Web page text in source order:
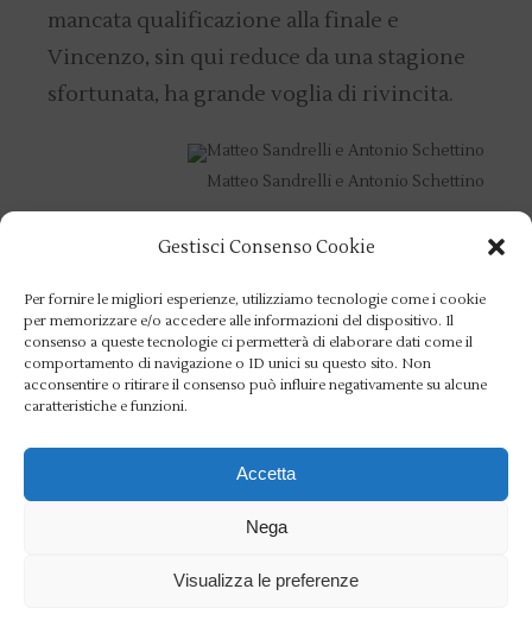
Gestisci Consenso Cookie
Per fornire le migliori esperienze, utilizziamo tecnologie come i cookie
per memorizzare e/o accedere alle informazioni del dispositivo. Il
consenso a queste tecnologie ci permetterà di elaborare dati come il
comportamento di navigazione o ID unici su questo sito. Non
acconsentire o ritirare il consenso può influire negativamente su alcune
caratteristiche e funzioni.
Accetta
Nega
Visualizza le preferenze
mancata qualificazione alla finale e
Vincenzo, sin qui reduce da una stagione
sfortunata, ha grande voglia di rivincita.
Matteo Sandrelli e Antonio Schettino
Inizieranno, infine, mercoledì 24 le gare
europeo nel 4-, sarà chiamato a ricoprire il
delicato ruolo di capovoga dell’8+. Antonio
Schettino si è invece conquistato un posto
capovoga del doppio, barca che al raduno
è stata molto veloce.
A seguire i ragazzi a Rotterdam sono
presenti anche gli allenatori Matteo